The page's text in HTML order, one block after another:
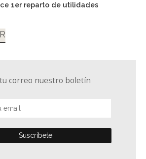
1er reparto de utilidades
correo nuestro boletín